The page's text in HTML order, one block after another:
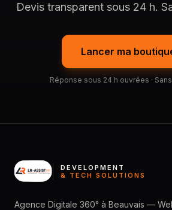
Devis transparent sous 24 h.
Lancer ma
Réponse sous 24 h ouvrées ·
DEVELOPMENT
& TECH SOLUTIONS
Agence Digitale 360° à Beauvais —